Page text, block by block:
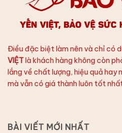
Điều đặc biệt làm nên và chỉ có
VIỆTlà khách hàng không còn
lắng về chất lượng, hiệu quả hay
mà vẫn có giá thành luôn tốt
BÀI VIẾT MỚI NHẤT